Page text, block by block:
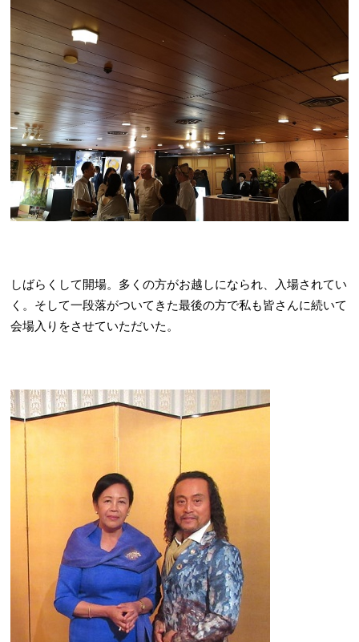
しばらくして開場。多くの方がお越しになられ、入場されてい
く。そして一段落がついてきた最後の方で私も皆さんに続いて
会場入りをさせていただいた。